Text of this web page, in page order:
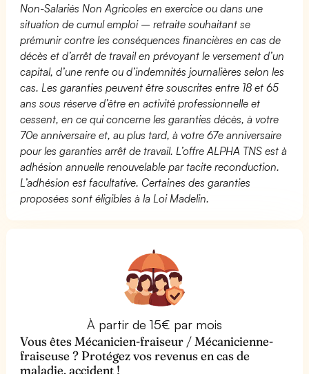
Non-Salariés Non Agricoles en exercice ou dans une
situation de cumul emploi – retraite souhaitant se
prémunir contre les conséquences financières en cas de
décès et d’arrêt de travail en prévoyant le versement d’un
capital, d’une rente ou d’indemnités journalières selon les
cas. Les garanties peuvent être souscrites entre 18 et 65
ans sous réserve d’être en activité professionnelle et
cessent, en ce qui concerne les garanties décès, à votre
70e anniversaire et, au plus tard, à votre 67e anniversaire
pour les garanties arrêt de travail. L’offre ALPHA TNS est à
adhésion annuelle renouvelable par tacite reconduction.
L’adhésion est facultative. Certaines des garanties
proposées sont éligibles à la Loi Madelin.
À partir de 15€ par mois
Vous êtes Mécanicien-fraiseur / Mécanicienne-
fraiseuse ? Protégez vos revenus en cas de
maladie, accident !